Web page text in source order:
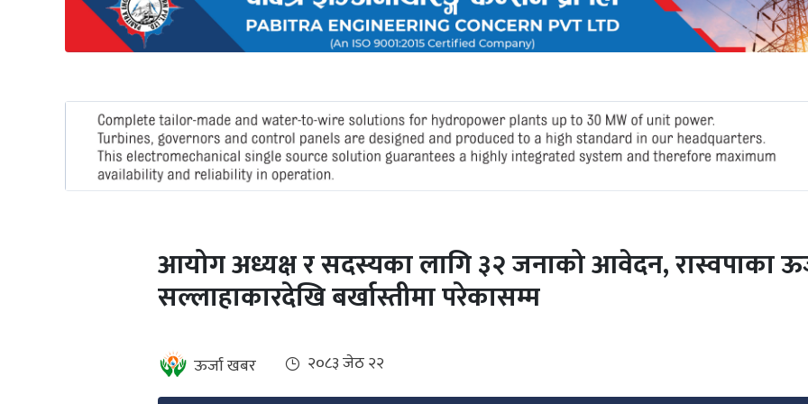
जलवायु
आयोग अध्यक्ष र सदस्यका लागि ३२ जनाको आवेदन, रास्वपाका
सल्लाहाकारदेखि बर्खास्तीमा परेकासम्म
ऊर्जा खबर २०८३ जेठ २२